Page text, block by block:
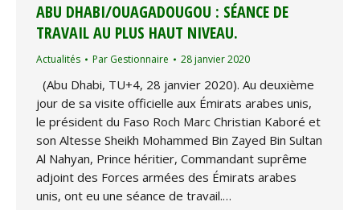
ABU DHABI/OUAGADOUGOU : SÉANCE DE
TRAVAIL AU PLUS HAUT NIVEAU.
Actualités Par Gestionnaire 28 janvier 2020
(Abu Dhabi, TU+4, 28 janvier 2020). Au deuxième
jour de sa visite officielle aux Émirats arabes unis,
le président du Faso Roch Marc Christian Kaboré et
son Altesse Sheikh Mohammed Bin Zayed Bin Sultan
Al Nahyan, Prince héritier, Commandant suprême
adjoint des Forces armées des Émirats arabes
unis, ont eu une séance de travail.…